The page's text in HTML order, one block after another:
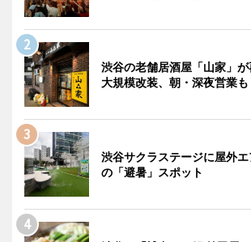
渋谷の老舗居酒屋「山家」
大規模改装、朝・深夜営業も
渋谷サクラステージに屋外
の「避暑」スポット